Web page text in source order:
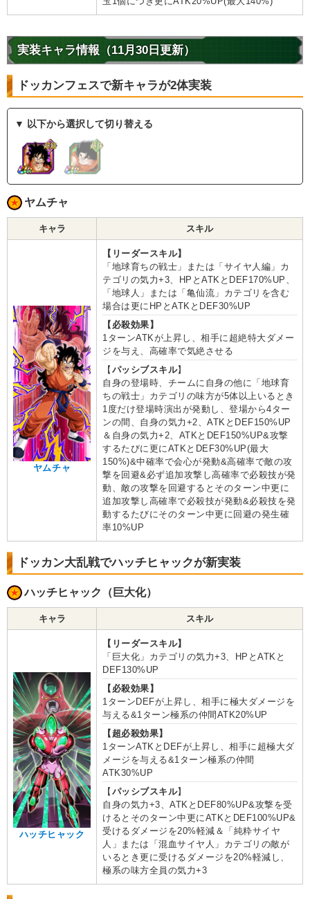
実装キャラ情報（11月30日更新）
ドッカンフェスで新キャラが2体実装
▼ 以下から選択して切り替える
ヤムチャ
キャラ スキル
ヤムチャ
【リーダースキル】
「地球育ちの戦士」または「サイヤ人編」カ
テゴリの気力+3、HPとATKとDEF170%UP、
「地球人」または「亀仙流」カテゴリを含む
場合は更にHPとATKとDEF30%UP
【必殺効果】
1ターンATKが上昇し、相手に超絶特大ダメー
ジを与え、高確率で気絶させる
【 パッシブスキル】
自身の登場時、チームに自身の他に「地球育
ちの戦士」カテゴリの味方が5体以上いるとき
1度だけ登場時演出が発動し、登場から4ター
ンの間、自身の気力+2、ATKとDEF150%UP
＆自身の気力+2、ATKとDEF150%UP&攻撃
するたびに更にATKとDEF30%UP(最大
150%)&中確率で会心が発動&高確率で敵の攻
撃を回避&必ず追加攻撃し高確率で必殺技が発
動、敵の攻撃を回避するとそのターン中更に
追加攻撃し高確率で必殺技が発動&必殺技を発
動するたびにそのターン中更に回避の発生確
率10%UP
ドッカン大乱戦でハッチヒャックが新実装
ハッチヒャック（巨大化）
キャラ スキル
ハッチヒャック
【リーダースキル】
「巨大化」カテゴリの気力+3、HPとATKと
DEF130%UP
【必殺効果】
1ターンDEFが上昇し、相手に極大ダメージを
与える&1ターン極系の仲間ATK20%UP
【超必殺効果】
1ターンATKとDEFが上昇し、相手に超極大ダ
メージを与える&1ターン極系の仲間
ATK30%UP
【 パッシブスキル】
自身の気力+3、ATKとDEF80%UP&攻撃を受
けるとそのターン中更にATKとDEF100%UP&
受けるダメージを20%軽減＆「純粋サイヤ
人」または「混血サイヤ人」カテゴリの敵が
いるとき更に受けるダメージを20%軽減し、
極系の味方全員の気力+3